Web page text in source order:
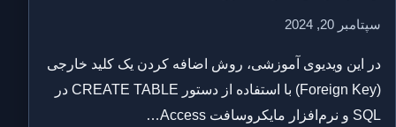
سپتامبر 20, 2024
در این ویدیوی آموزشی، روش اضافه کردن یک کلید خارجی
(Foreign Key) با استفاده از دستور CREATE TABLE در
SQL و نرم‌افزار مایکروسافت Access…